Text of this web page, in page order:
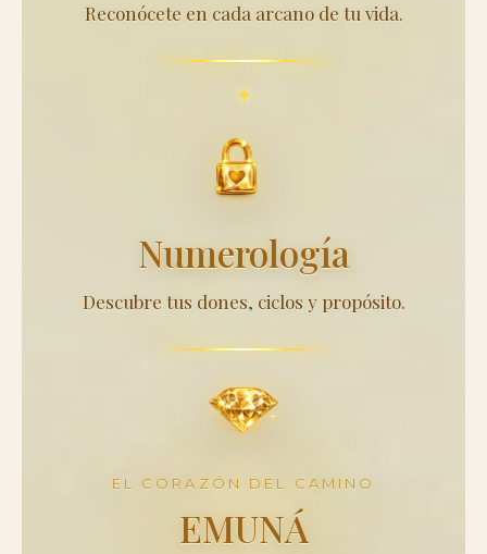
Reconócete en cada arcano de tu vida.
Numerología
Descubre tus dones, ciclos y propósito.
EL CORAZÓN DEL CAMINO
EMUNÁ